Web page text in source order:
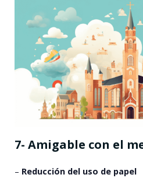
7- Amigable con el
– Reducción del uso de papel